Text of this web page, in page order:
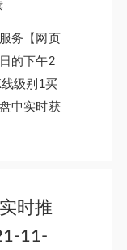
务【网页
的下午2
级别1买
中实时获
时推
11-